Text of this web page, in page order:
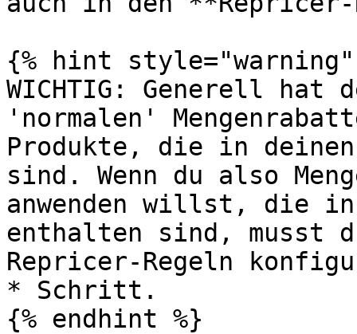
{% hint style="warning"
WICHTIG: Generell hat
'normalen'
Produkte, die in
sind. Wenn du also
anwenden willst, die in
enthalten sind, musst
Repricer-Regeln
* Schritt.
{% endhint %}